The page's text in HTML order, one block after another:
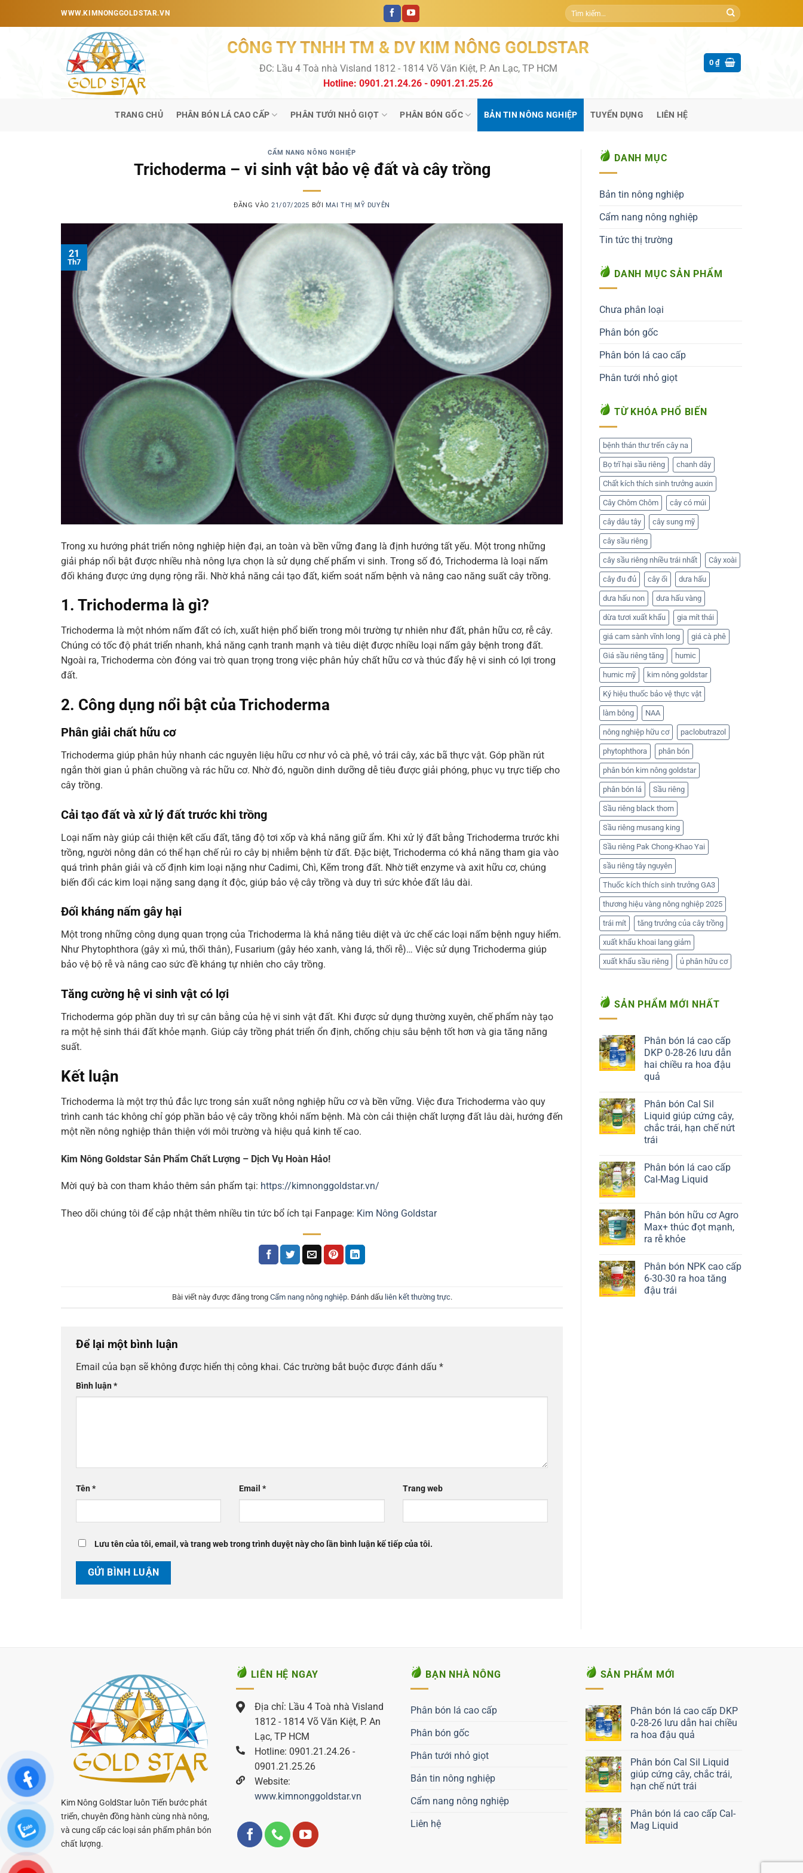
WWW.KIMNONGGOLDSTAR.VN
Tìm
kiếm:
CÔNG TY TNHH TM & DV KIM NÔNG GOLDSTAR
ĐC: Lầu 4 Toà nhà Visland 1812 - 1814 Võ Văn Kiệt, P. An Lạc, TP HCM
Hotline: 0901.21.24.26 - 0901.21.25.26
0₫
TRANG CHỦ PHÂN BÓN LÁ CAO CẤP PHÂN TƯỚI NHỎ GIỌT PHÂN BÓN GỐC BẢN TIN NÔNG NGHIỆP TUYỂN DỤNG LIÊN HỆ
CẨM NANG NÔNG NGHIỆP
Trichoderma – vi sinh vật bảo vệ đất và cây trồng
ĐĂNG VÀO21/07/2025 BỞI MAI THỊ MỸ DUYÊN
21
Th7
Trong xu hướng phát triển nông nghiệp hiện đại, an toàn và bền vững đang là định hướng tất yếu. Một trong những
giải pháp nổi bật được nhiều nhà nông lựa chọn là sử dụng chế phẩm vi sinh. Trong số đó, Trichoderma là loại nấm
đối kháng được ứng dụng rộng rãi. Nhờ khả năng cải tạo đất, kiểm soát nấm bệnh và nâng cao năng suất cây trồng.
1. Trichoderma là gì?
Trichoderma là một nhóm nấm đất có ích, xuất hiện phổ biến trong môi trường tự nhiên như đất, phân hữu cơ, rễ cây.
Chúng có tốc độ phát triển nhanh, khả năng cạnh tranh mạnh và tiêu diệt được nhiều loại nấm gây bệnh trong đất.
Ngoài ra, Trichoderma còn đóng vai trò quan trọng trong việc phân hủy chất hữu cơ và thúc đẩy hệ vi sinh có lợi trong
đất.
2. Công dụng nổi bật của Trichoderma
Phân giải chất hữu cơ
Trichoderma giúp phân hủy nhanh các nguyên liệu hữu cơ như vỏ cà phê, vỏ trái cây, xác bã thực vật. Góp phần rút
ngắn thời gian ủ phân chuồng và rác hữu cơ. Nhờ đó, nguồn dinh dưỡng dễ tiêu được giải phóng, phục vụ trực tiếp cho
cây trồng.
Cải tạo đất và xử lý đất trước khi trồng
Loại nấm này giúp cải thiện kết cấu đất, tăng độ tơi xốp và khả năng giữ ẩm. Khi xử lý đất bằng Trichoderma trước khi
trồng, người nông dân có thể hạn chế rủi ro cây bị nhiễm bệnh từ đất. Đặc biệt, Trichoderma có khả năng tham gia vào
quá trình phân giải và cố định kim loại nặng như Cadimi, Chì, Kẽm trong đất. Nhờ tiết enzyme và axit hữu cơ, chúng
biến đổi các kim loại nặng sang dạng ít độc, giúp bảo vệ cây trồng và duy trì sức khỏe đất lâu dài.
Đối kháng nấm gây hại
Một trong những công dụng quan trọng của Trichoderma là khả năng tiêu diệt và ức chế các loại nấm bệnh nguy hiểm.
Như Phytophthora (gây xì mủ, thối thân), Fusarium (gây héo xanh, vàng lá, thối rễ)… Việc sử dụng Trichoderma giúp
bảo vệ bộ rễ và nâng cao sức đề kháng tự nhiên cho cây trồng.
Tăng cường hệ vi sinh vật có lợi
Trichoderma góp phần duy trì sự cân bằng của hệ vi sinh vật đất. Khi được sử dụng thường xuyên, chế phẩm này tạo
ra một hệ sinh thái đất khỏe mạnh. Giúp cây trồng phát triển ổn định, chống chịu sâu bệnh tốt hơn và gia tăng năng
suất.
Kết luận
Trichoderma là một trợ thủ đắc lực trong sản xuất nông nghiệp hữu cơ và bền vững. Việc đưa Trichoderma vào quy
trình canh tác không chỉ góp phần bảo vệ cây trồng khỏi nấm bệnh. Mà còn cải thiện chất lượng đất lâu dài, hướng đến
một nền nông nghiệp thân thiện với môi trường và hiệu quả kinh tế cao.
Kim Nông Goldstar Sản Phẩm Chất Lượng – Dịch Vụ Hoàn Hảo!
Mời quý bà con tham khảo thêm sản phẩm tại: https://kimnonggoldstar.vn/
Theo dõi chúng tôi để cập nhật thêm nhiều tin tức bổ ích tại Fanpage: Kim Nông Goldstar
Bài viết này được đăng trong Cẩm nang nông nghiệp. Đánh dấu liên kết thường trực.
Để lại một bình luận
Email của bạn sẽ không được hiển thị công khai. Các trường bắt buộc được đánh dấu *
Bình luận*
Tên* Email* Trang web
Lưu tên của tôi, email, và trang web trong trình duyệt này cho lần bình luận kế tiếp của tôi.
DANH MỤC
Bản tin nông nghiệp
Cẩm nang nông nghiệp
Tin tức thị trường
DANH MỤC SẢN PHẨM
Chưa phân loại
Phân bón gốc
Phân bón lá cao cấp
Phân tưới nhỏ giọt
TỪ KHÓA PHỔ BIẾN
bệnh thán thư trến cây na
Bọ trĩ hại sầu riêng chanh dây
Chất kích thích sinh trưởng auxin
Cây Chôm Chôm cây có múi
cây dâu tây cây sung mỹ
cây sầu riêng
cây sầu riêng nhiều trái nhất Cây xoài
cây đu đủ cây ổi dưa hấu
dưa hấu non dưa hấu vàng
dừa tươi xuất khẩu gia mít thái
giá cam sành vĩnh long giá cà phê
Giá sầu riêng tăng humic
humic mỹ kim nông goldstar
Ký hiệu thuốc bảo vệ thực vật
làm bông NAA
nông nghiệp hữu cơ paclobutrazol
phytophthora phân bón
phân bón kim nông goldstar
phân bón lá Sầu riêng
Sầu riêng black thorn
Sầu riêng musang king
Sầu riêng Pak Chong-Khao Yai
sầu riêng tây nguyên
Thuốc kích thích sinh trưởng GA3
thương hiệu vàng nông nghiệp 2025
trái mít tăng trưởng của cây trồng
xuất khẩu khoai lang giảm
xuất khẩu sầu riêng ủ phân hữu cơ
SẢN PHẨM MỚI NHẤT
Phân bón lá cao cấp
DKP 0-28-26 lưu dẫn
hai chiều ra hoa đậu
quả
Phân bón Cal Sil
Liquid giúp cứng cây,
chắc trái, hạn chế nứt
trái
Phân bón lá cao cấp
Cal-Mag Liquid
Phân bón hữu cơ Agro
Max+ thúc đọt mạnh,
ra rễ khỏe
Phân bón NPK cao cấp
6-30-30 ra hoa tăng
đậu trái
Kim Nông GoldStar luôn Tiến bước phát
triển, chuyên đồng hành cùng nhà nông,
và cung cấp các loại sản phẩm phân bón
chất lượng.
LIÊN HỆ NGAY
Địa chỉ: Lầu 4 Toà nhà Visland
1812 - 1814 Võ Văn Kiệt, P. An
Lạc, TP HCM
Hotline: 0901.21.24.26 -
0901.21.25.26
Website:
www.kimnonggoldstar.vn
BẠN NHÀ NÔNG
Phân bón lá cao cấp
Phân bón gốc
Phân tưới nhỏ giọt
Bản tin nông nghiệp
Cẩm nang nông nghiệp
Liên hệ
SẢN PHẨM MỚI
Phân bón lá cao cấp DKP
0-28-26 lưu dẫn hai chiều
ra hoa đậu quả
Liên hệ ngay
Phân bón Cal Sil Liquid
giúp cứng cây, chắc trái,
hạn chế nứt trái
Liên hệ ngay
Phân bón lá cao cấp Cal-
Mag Liquid
Liên hệ ngay